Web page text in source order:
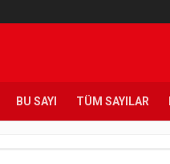
BU SAYI TÜM SAYILAR